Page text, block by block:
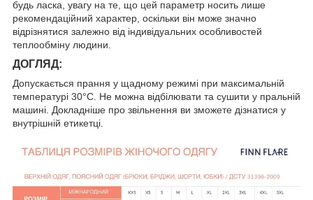
будь ласка, увагу на те, що цей параметр носить лише
рекомендаційний характер, оскільки він може значно
відрізнятися залежно від індивідуальних особливостей
теплообміну людини.
ДОГЛЯД:
Допускається прання у щадному режимі при максимальній
температурі 30°C. Не можна відбілювати та сушити у пральній
машині. Докладніше про звільнення ви зможете дізнатися у
внутрішній етикетці.